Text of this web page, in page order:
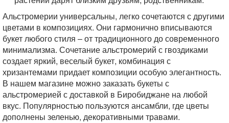
Альстромерии универсальны, легко сочетаются с другими
цветами в композициях. Они гармонично вписываются
букет любого стиля – от традиционного до современного
минимализма. Сочетание альстромерий с гвоздиками
создает яркий, веселый букет, комбинация с
хризантемами придает композиции особую элегантность.
В нашем магазине можно заказать букеты с
альстромерией с доставкой в Биробиджане на любой
вкус. Популярностью пользуются ансамбли, где цветы
дополнены зеленью, декоративными травами.